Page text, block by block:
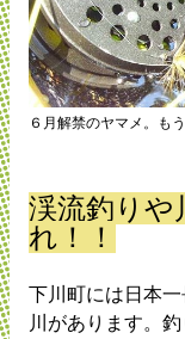
６月解禁のヤマメ。も
渓流釣りや
れ！！
下川町には日本
川があります。釣